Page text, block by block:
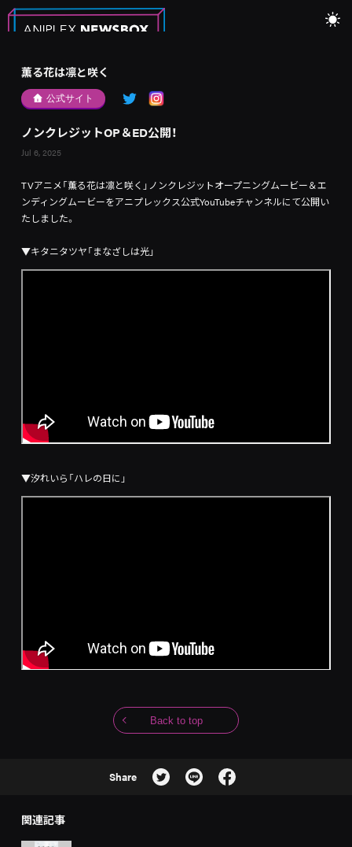
薫る花は凛と咲く
公式サイト
ノンクレジットOP＆ED公開！
Jul 6, 2025
TVアニメ「薫る花は凛と咲く」ノンクレジットオープニングムービー＆エ
ンディングムービーをアニプレックス公式YouTubeチャンネルにて公開い
たしました。
▼キタニタツヤ「まなざしは光」
▼汐れいら「ハレの日に」
Back to top
Share
関連記事